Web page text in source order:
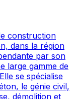
construction
dans la région
par son
large gamme de
se spécialise
le génie civil,
démolition et